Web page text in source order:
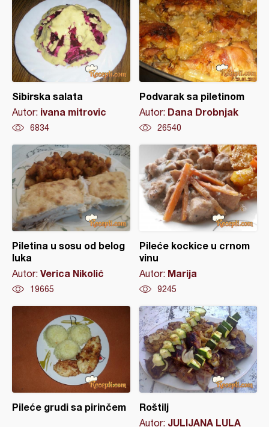
Sibirska salata
Autor: ivana mitrovic
6834
Podvarak sa piletinom
Autor: Dana Drobnjak
26540
Piletina u sosu od belog
luka
Autor: Verica Nikolić
19665
Pileće kockice u crnom
vinu
Autor: Marija
9245
Pileće grudi sa pirinčem Roštilj
Autor: JULIJANA LULA